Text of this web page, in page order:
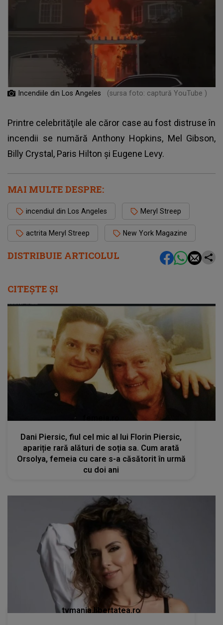
DISTRIBUIE ARTICOLUL
Incendiile din Los Angeles (sursa foto: captură YouTube )
Printre celebrităţile ale căror case au fost distruse în
incendii se numără Anthony Hopkins, Mel Gibson,
Billy Crystal, Paris Hilton şi Eugene Levy.
MAI MULTE DESPRE:
incendiul din Los Angeles Meryl Streep
actrita Meryl Streep New York Magazine
CITEȘTE ȘI
Dani Piersic, fiul cel mic al lui Florin Piersic,
apariție rară alături de soția sa. Cum arată
Orsolya, femeia cu care s-a căsătorit în urmă
cu doi ani
tvmania.libertatea.ro